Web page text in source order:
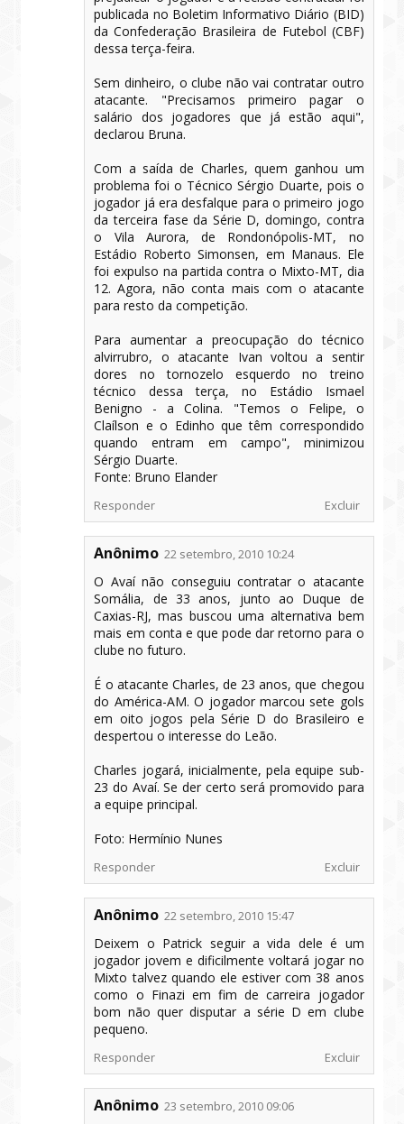
publicada no Boletim Informativo Diário (BID)
da Confederação Brasileira de Futebol (CBF)
dessa terça-feira.
Sem dinheiro, o clube não vai contratar outro
atacante. "Precisamos primeiro pagar o
salário dos jogadores que já estão aqui",
declarou Bruna.
Com a saída de Charles, quem ganhou um
problema foi o Técnico Sérgio Duarte, pois o
jogador já era desfalque para o primeiro jogo
da terceira fase da Série D, domingo, contra
o Vila Aurora, de Rondonópolis-MT, no
Estádio Roberto Simonsen, em Manaus. Ele
foi expulso na partida contra o Mixto-MT, dia
12. Agora, não conta mais com o atacante
para resto da competição.
Para aumentar a preocupação do técnico
alvirrubro, o atacante Ivan voltou a sentir
dores no tornozelo esquerdo no treino
técnico dessa terça, no Estádio Ismael
Benigno - a Colina. "Temos o Felipe, o
Claílson e o Edinho que têm correspondido
quando entram em campo", minimizou
Sérgio Duarte.
Fonte: Bruno Elander
Responder Excluir
Anônimo 22 setembro, 2010 10:24
O Avaí não conseguiu contratar o atacante
Somália, de 33 anos, junto ao Duque de
Caxias-RJ, mas buscou uma alternativa bem
mais em conta e que pode dar retorno para o
clube no futuro.
É o atacante Charles, de 23 anos, que chegou
do América-AM. O jogador marcou sete gols
em oito jogos pela Série D do Brasileiro e
despertou o interesse do Leão.
Charles jogará, inicialmente, pela equipe sub-
23 do Avaí. Se der certo será promovido para
a equipe principal.
Foto: Hermínio Nunes
Responder Excluir
Anônimo 22 setembro, 2010 15:47
Deixem o Patrick seguir a vida dele é um
jogador jovem e dificilmente voltará jogar no
Mixto talvez quando ele estiver com 38 anos
como o Finazi em fim de carreira jogador
bom não quer disputar a série D em clube
pequeno.
Responder Excluir
Anônimo 23 setembro, 2010 09:06